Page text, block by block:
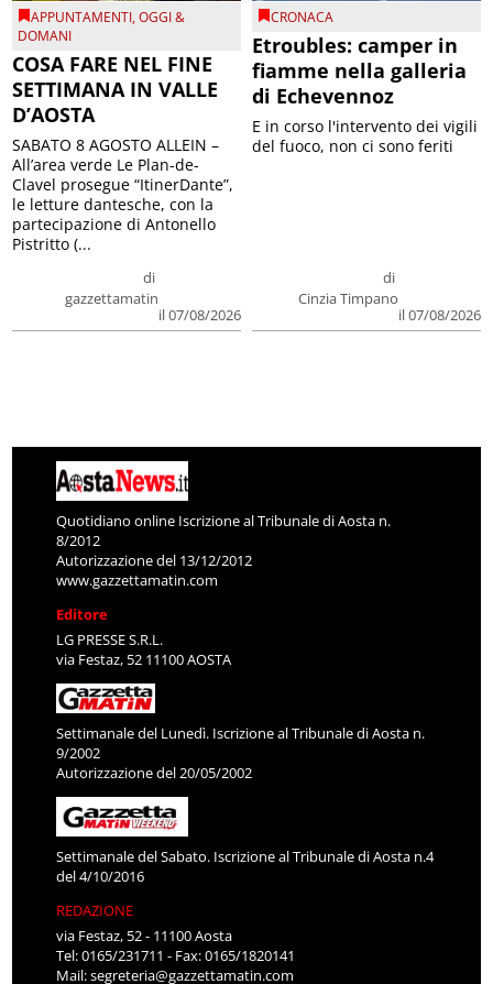
APPUNTAMENTI,OGGI &
DOMANI
COSA FARE NEL FINE
SETTIMANA IN VALLE
D’AOSTA
di
gazzettamatin
il 07/08/2026
SABATO 8 AGOSTO ALLEIN –
All’area verde Le Plan-de-
Clavel prosegue “ItinerDante”,
le letture dantesche, con la
partecipazione di Antonello
Pistritto (...
CRONACA
Etroubles: camper in
fiamme nella galleria
di Echevennoz
di
Cinzia Timpano
il 07/08/2026
E in corso l'intervento dei vigili
del fuoco, non ci sono feriti
Quotidiano online Iscrizione al Tribunale di Aosta n.
8/2012
Autorizzazione del 13/12/2012
www.gazzettamatin.com
Editore
LG PRESSE S.R.L.
via Festaz, 52 11100 AOSTA
Settimanale del Lunedì. Iscrizione al Tribunale di Aosta n.
9/2002
Autorizzazione del 20/05/2002
Settimanale del Sabato. Iscrizione al Tribunale di Aosta n.4
del 4/10/2016
REDAZIONE
via Festaz, 52 - 11100 Aosta
Tel: 0165/231711 - Fax: 0165/1820141
Mail:segreteria@gazzettamatin.com